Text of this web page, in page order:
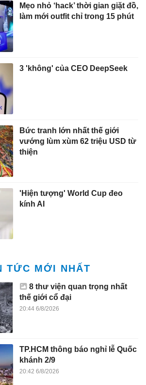
Mẹo nhỏ ‘hack’ thời gian giặt đồ,
làm mới outfit chỉ trong 15 phút
3 'không' của CEO DeepSeek
Bức tranh lớn nhất thế giới
vướng lùm xùm 62 triệu USD từ
thiện
'Hiện tượng' World Cup đeo
kính AI
TỨC MỚI NHẤT
8 thư viện quan trọng nhất
thế giới cổ đại
20:44 6/8/2026
TP.HCM thông báo nghỉ lễ Quốc
khánh 2/9
20:42 6/8/2026